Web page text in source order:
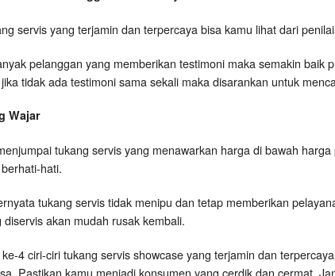
servis yang terjamin dan terpercaya bisa kamu lihat dari
pelanggan yang memberikan testimoni maka semakin
tidak ada testimoni sama sekali maka disarankan untuk
Wajar
tukang servis yang menawarkan harga di bawah
hati.
tukang servis tidak menipu dan tetap memberikan
diservis akan mudah rusak kembali.
4 ciri-ciri tukang servis showcase yang terjamin dan
Pastikan kamu menjadi konsumen yang cerdik dan cermat.